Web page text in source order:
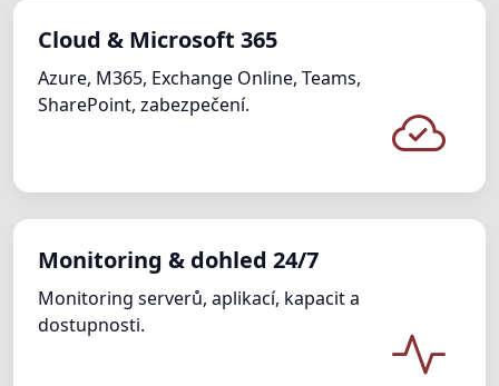
Cloud & Microsoft 365
Azure, M365, Exchange Online, Teams,
SharePoint, zabezpečení.
Monitoring & dohled 24/7
Monitoring serverů, aplikací, kapacit a
dostupnosti.